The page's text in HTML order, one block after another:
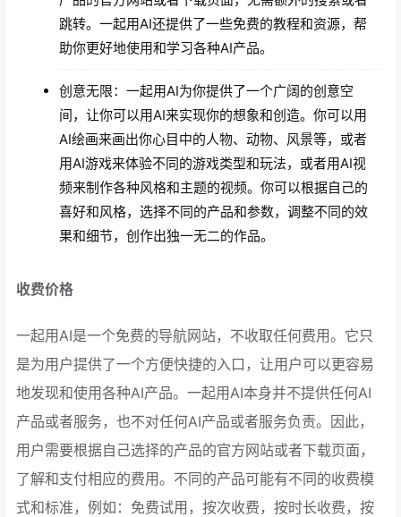
跳转。一起用AI还提供了一些免费的教程和资源，帮
助你更好地使用和学习各种AI产品。
创意无限：一起用AI为你提供了一个广阔的创意空
间，让你可以用AI来实现你的想象和创造。你可以用
AI绘画来画出你心目中的人物、动物、风景等，或者
用AI游戏来体验不同的游戏类型和玩法，或者用AI视
频来制作各种风格和主题的视频。你可以根据自己的
喜好和风格，选择不同的产品和参数，调整不同的效
果和细节，创作出独一无二的作品。
收费价格
一起用AI是一个免费的导航网站，不收取任何费用。它只
是为用户提供了一个方便快捷的入口，让用户可以更容易
地发现和使用各种AI产品。一起用AI本身并不提供任何AI
产品或者服务，也不对任何AI产品或者服务负责。因此，
用户需要根据自己选择的产品的官方网站或者下载页面，
了解和支付相应的费用。不同的产品可能有不同的收费模
式和标准，例如：免费试用，按次收费，按时长收费，按